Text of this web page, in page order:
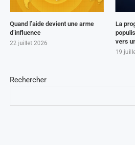
Rechercher
Quand l’aide devient une arme
d’influence
22 juillet 2026
La
vers
19